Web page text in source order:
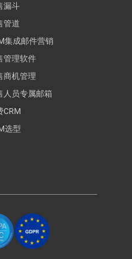
漏斗
管道
集成邮件营销
管理软件
商机管理
人员专属邮箱
CRM
选型